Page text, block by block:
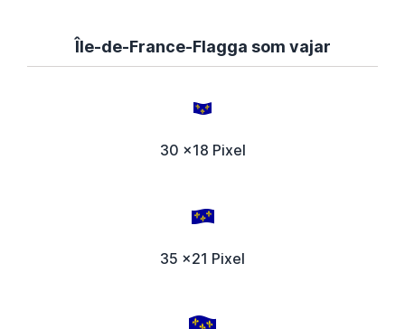
Île-de-France-Flagga som vajar
30 x18 Pixel
35 x21 Pixel